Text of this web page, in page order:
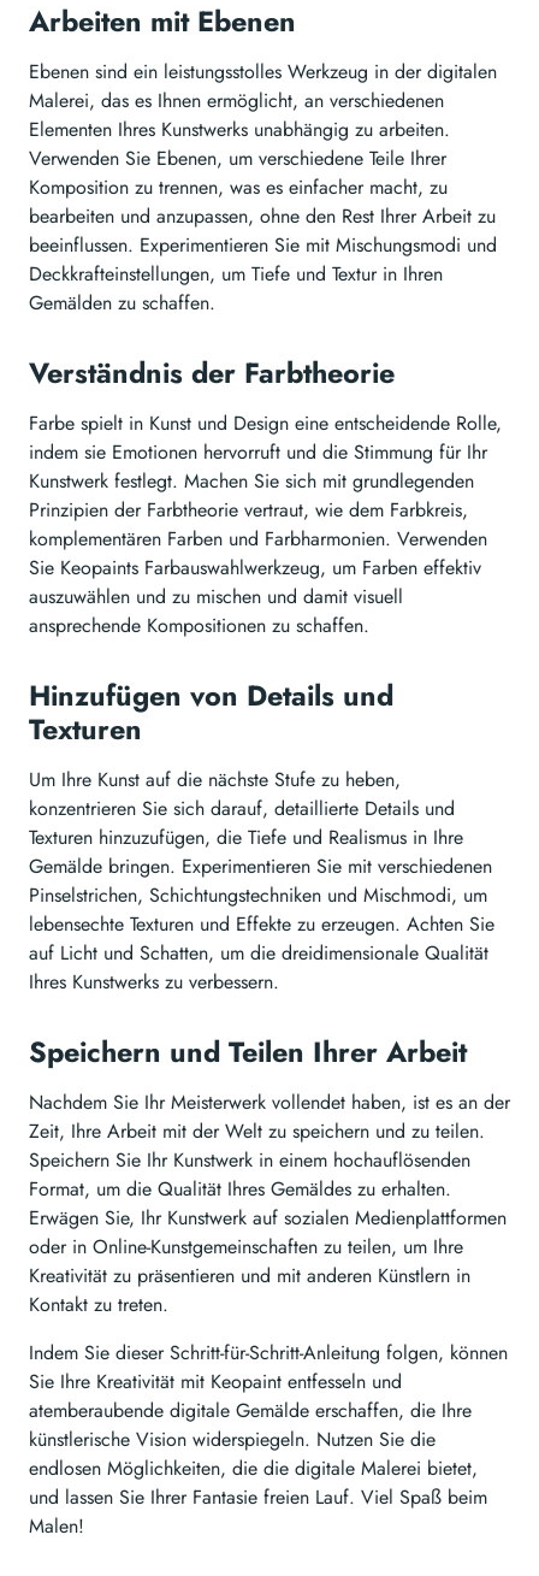
Arbeiten mit Ebenen
Ebenen sind ein leistungsstolles Werkzeug in der digitalen
Malerei, das es Ihnen ermöglicht, an verschiedenen
Elementen Ihres Kunstwerks unabhängig zu arbeiten.
Verwenden Sie Ebenen, um verschiedene Teile Ihrer
Komposition zu trennen, was es einfacher macht, zu
bearbeiten und anzupassen, ohne den Rest Ihrer Arbeit zu
beeinflussen. Experimentieren Sie mit Mischungsmodi und
Deckkrafteinstellungen, um Tiefe und Textur in Ihren
Gemälden zu schaffen.
Verständnis der Farbtheorie
Farbe spielt in Kunst und Design eine entscheidende Rolle,
indem sie Emotionen hervorruft und die Stimmung für Ihr
Kunstwerk festlegt. Machen Sie sich mit grundlegenden
Prinzipien der Farbtheorie vertraut, wie dem Farbkreis,
komplementären Farben und Farbharmonien. Verwenden
Sie Keopaints Farbauswahlwerkzeug, um Farben effektiv
auszuwählen und zu mischen und damit visuell
ansprechende Kompositionen zu schaffen.
Hinzufügen von Details und
Texturen
Um Ihre Kunst auf die nächste Stufe zu heben,
konzentrieren Sie sich darauf, detaillierte Details und
Texturen hinzuzufügen, die Tiefe und Realismus in Ihre
Gemälde bringen. Experimentieren Sie mit verschiedenen
Pinselstrichen, Schichtungstechniken und Mischmodi, um
lebensechte Texturen und Effekte zu erzeugen. Achten Sie
auf Licht und Schatten, um die dreidimensionale Qualität
Ihres Kunstwerks zu verbessern.
Speichern und Teilen Ihrer Arbeit
Nachdem Sie Ihr Meisterwerk vollendet haben, ist es an der
Zeit, Ihre Arbeit mit der Welt zu speichern und zu teilen.
Speichern Sie Ihr Kunstwerk in einem hochauflösenden
Format, um die Qualität Ihres Gemäldes zu erhalten.
Erwägen Sie, Ihr Kunstwerk auf sozialen Medienplattformen
oder in Online-Kunstgemeinschaften zu teilen, um Ihre
Kreativität zu präsentieren und mit anderen Künstlern in
Kontakt zu treten.
Indem Sie dieser Schritt-für-Schritt-Anleitung folgen, können
Sie Ihre Kreativität mit Keopaint entfesseln und
atemberaubende digitale Gemälde erschaffen, die Ihre
künstlerische Vision widerspiegeln. Nutzen Sie die
endlosen Möglichkeiten, die die digitale Malerei bietet,
und lassen Sie Ihrer Fantasie freien Lauf. Viel Spaß beim
Malen!